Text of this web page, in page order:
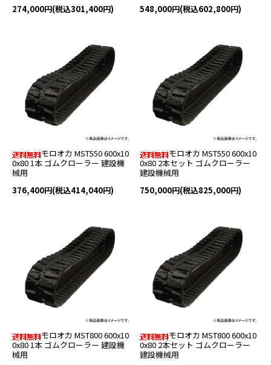
274,000円(税込301,400円)
548,000円(税込602,800円)
モロオカ MST550 600x10
0x80 1本 ゴムクローラー 建設機
械用
376,400円(税込414,040円)
モロオカ MST550 600x10
0x80 2本セット ゴムクローラー
建設機械用
750,000円(税込825,000円)
モロオカ MST800 600x10
0x80 1本 ゴムクローラー 建設機
械用
モロオカ MST800 600x10
0x80 2本セット ゴムクローラー
建設機械用